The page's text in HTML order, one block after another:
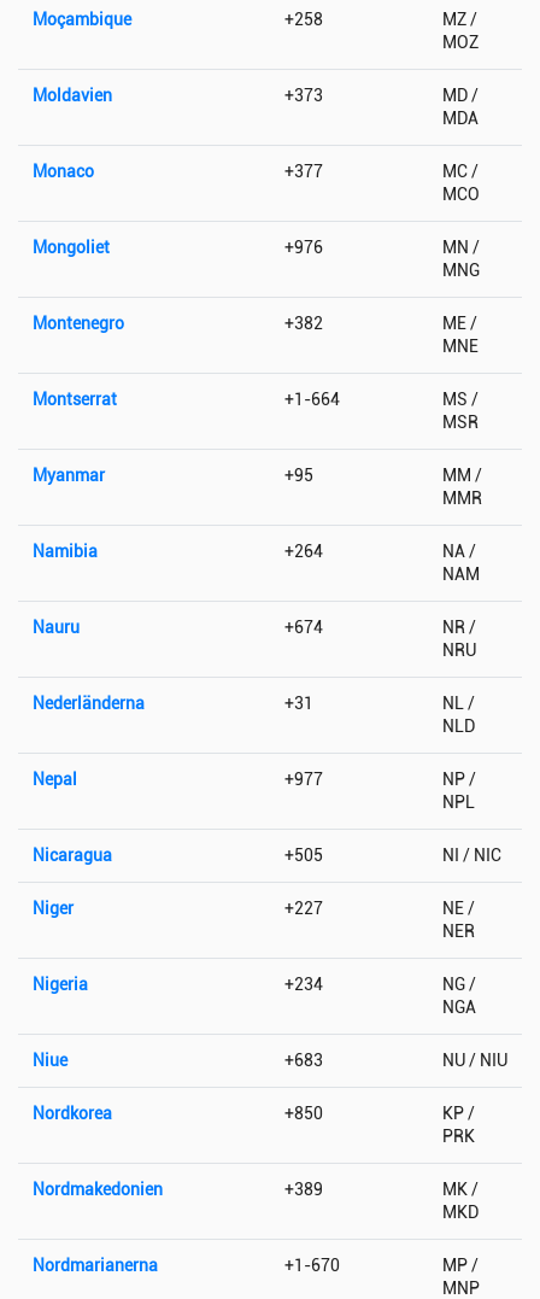
Moçambique +258
MZ /
MOZ
Moldavien +373
MD /
MDA
Monaco +377
MC /
MCO
Mongoliet +976
MN /
MNG
Montenegro +382
ME /
MNE
Montserrat +1-664
MS /
MSR
Myanmar +95
MM /
MMR
Namibia +264
NA /
NAM
Nauru +674
NR /
NRU
Nederländerna +31
NL /
NLD
Nepal +977
NP /
NPL
Nicaragua +505 NI / NIC
Niger +227
NE /
NER
Nigeria +234
NG /
NGA
Niue +683 NU / NIU
Nordkorea +850
KP /
PRK
Nordmakedonien +389
MK /
MKD
Nordmarianerna +1-670
MP /
MNP